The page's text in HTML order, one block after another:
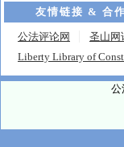
友情链接 & 合
公法评论网 圣山网
Liberty Library of
公